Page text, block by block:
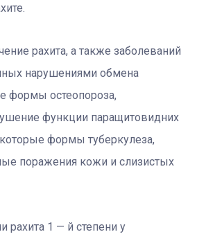
рахита, а также заболеваний
нарушениями обмена
формы остеопороза,
функции паращитовидних
формы туберкулеза,
поражения кожи и слизистых
рахита 1 — й степени у